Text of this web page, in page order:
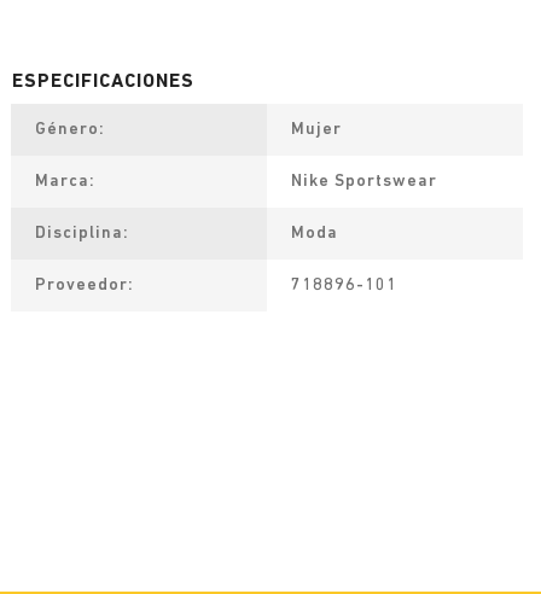
Género Mujer
Marca Nike Sportswear
Disciplina Moda
Proveedor 718896-101